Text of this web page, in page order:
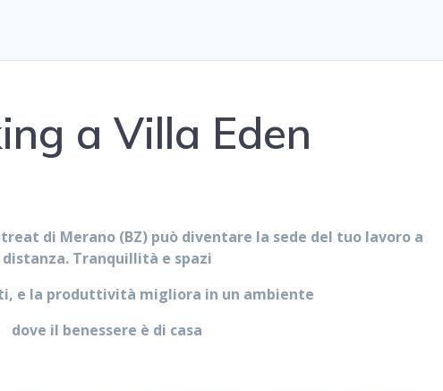
a Villa Eden
di Merano (BZ) può diventare la sede del tuo lavoro a
distanza. Tranquillità e spazi
e la produttività migliora in un ambiente
dove il benessere è di casa